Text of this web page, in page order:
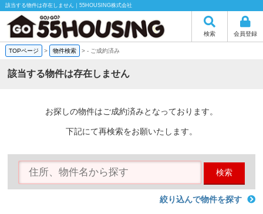
該当する物件は存在しません｜55HOUSING株式会社
検索 会員登録
TOPページ > 物件検索 >- ご成約済み
該当する物件は存在しません
お探しの物件はご成約済みとなっております。
下記にて再検索をお願いたします。
検索
絞り込んで物件を探す